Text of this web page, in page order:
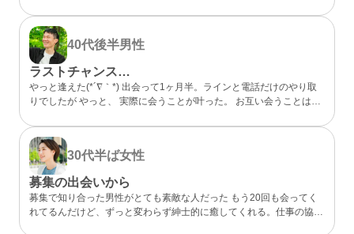
もお互い良い出会いを探したいですね
40代後半男性
ラストチャンス…
やっと逢えた(*´∇｀*) 出会って1ヶ月半。ラインと電話だけのやり取
りでしたが やっと、 実際に会うことが叶った。 お互い会うことは諦
の可愛い、 メガネの似合う、 タイプの方でした。 ホント、大切にし
たいと思った。 また会う約束もできた。 こんな僕と… ありがとう(*
´∇｀*)
30代半ば女性
募集の出会いから
募集で知り合った男性がとても素敵な人だった もう20回も会ってく
れてるんだけど、ずっと変わらず紳士的に癒してくれる。仕事の協力